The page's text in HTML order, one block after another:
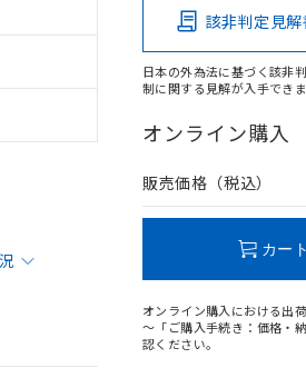
該非判定見
日本の外為法に基づく該非
制に関する見解が入手できま
オンライン購入
販売価格（税込）
カー
オンライン購入における出
～「ご購入手続き：価格・
認ください。